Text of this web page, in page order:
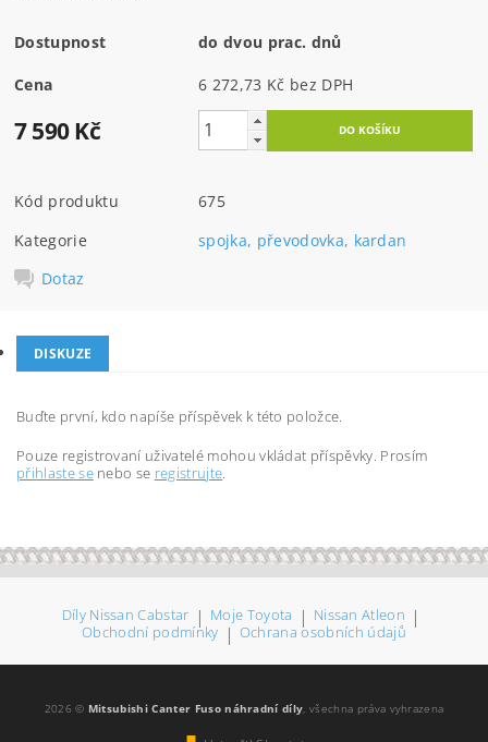
Dostupnost do dvou prac. dnů
Cena 6 272,73 Kč bez DPH
7 590 Kč
Kód produktu
675
Kategorie
spojka, převodovka, kardan
Dotaz
DISKUZE
Buďte první, kdo napíše příspěvek k této položce.
Pouze registrovaní uživatelé mohou vkládat příspěvky. Prosím
přihlaste senebo se registrujte.
Díly Nissan Cabstar | Moje Toyota | Nissan Atleon |
Obchodní podmínky | Ochrana osobních údajů
2026 © Mitsubishi Canter Fuso náhradní díly, všechna práva vyhrazena